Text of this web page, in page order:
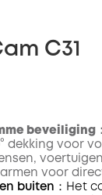
C31
beveiliging：
dekking voor
voor
buiten ：Het